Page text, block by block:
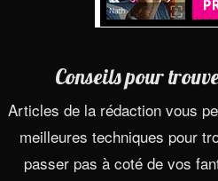
Conseils pour
Articles de la rédaction vous
meilleures techniques pour
passer pas à coté de vos